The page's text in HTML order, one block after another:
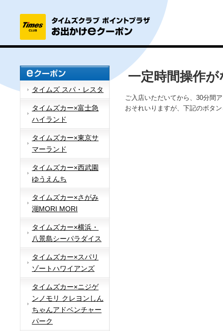
タイムズ スパ・レスタ
タイムズカー×富士急
ハイランド
タイムズカー×東京サ
マーランド
タイムズカー×西武園
ゆうえんち
タイムズカー×さがみ
湖MORI MORI
タイムズカー×横浜・
八景島シーパラダイス
タイムズカー×スパリ
ゾートハワイアンズ
タイムズカー×ニジゲ
ンノモリ クレヨンしん
ちゃんアドベンチャー
パーク
一定時間操作
ご入店いただいてから、30分間
おそれいりますが、下記のボタ